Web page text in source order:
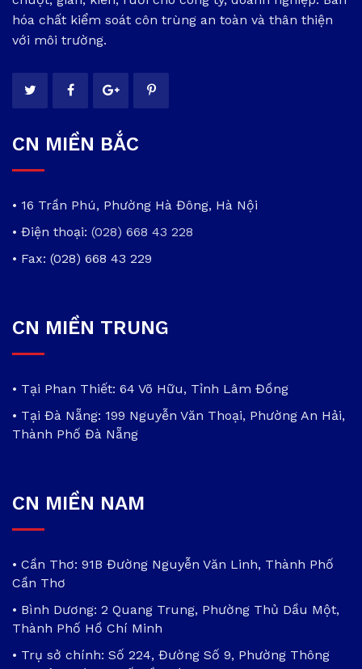
hóa chất kiểm soát côn trùng an toàn và thân thiện
với môi trường.
CN MIỀN BẮC
• 16 Trần Phú, Phường Hà Đông, Hà Nội
• Điện thoại: (028) 668 43 228
• Fax: (028) 668 43 229
CN MIỀN TRUNG
• Tại Phan Thiết: 64 Võ Hữu, Tỉnh Lâm Đồng
• Tại Đà Nẵng: 199 Nguyễn Văn Thoại, Phường An Hải,
Thành Phố Đà Nẵng
CN MIỀN NAM
• Cần Thơ: 91B Đường Nguyễn Văn Linh, Thành Phố
Cần Thơ
• Bình Dương: 2 Quang Trung, Phường Thủ Dầu Một,
Thành Phố Hồ Chí Minh
• Trụ sở chính: Số 224, Đường Số 9, Phường Thông